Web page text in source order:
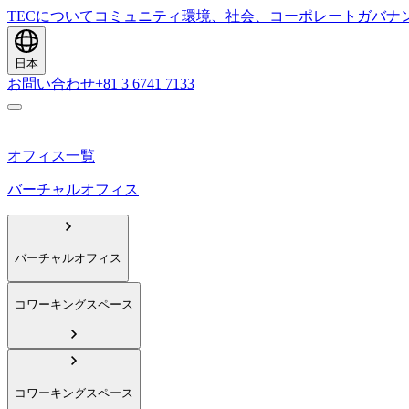
TECについて コミュニティ環境、社会、コーポレートガバナ
日本
お問い合わせ+81 3 6741 7133
オフィス一覧
バーチャルオフィス
バーチャルオフィス
コワーキングスペース
コワーキングスペース